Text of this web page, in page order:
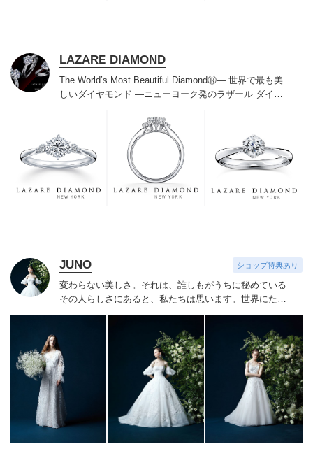
LAZARE DIAMOND
The World’s Most Beautiful DiamondⓇ― 世界で最も美
しいダイヤモンド ―ニューヨーク発のラザール ダイヤ
られ120年を超えた今もなおダイヤモンドの美しい輝き
にこだわり続けています。私たちの願いは、この生涯変
わらないワン＆オンリーの輝きを幸せの象徴として、い
つも、ずっと、身に着けていただくことです。
JUNO ショップ特典あり
変わらない美しさ。それは、誰しもがうちに秘めている
その人らしさにあると、私たちは思います。 世界にたっ
たひと組のおふたりのこれまでと、これからの物語に思
ス、ことばにならない想いさえも織り込みながら。衣裳
をあわせる時間は、結婚式のその日だけではなく、その
先もつづくおふたりの人生を彩る時間。らしく輝く、自
信とよろこびに満ちたすべての幸せの瞬間のために。そ
の人らしさという、変わらない美しさを 私たちは求め
つづけています。